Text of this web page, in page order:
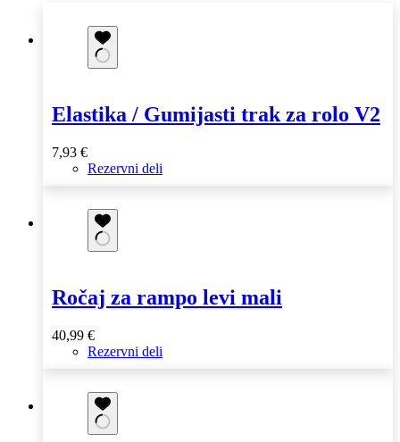
Elastika / Gumijasti trak za rolo V2
7,93 €
Rezervni deli
Ročaj za rampo levi mali
40,99 €
Rezervni deli